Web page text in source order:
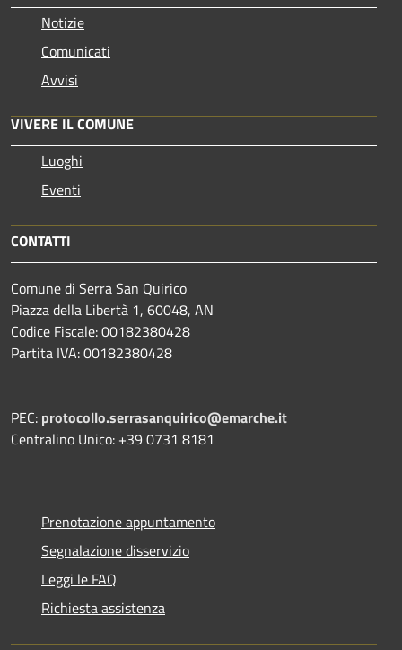
Notizie
Comunicati
Avvisi
VIVERE IL COMUNE
Luoghi
Eventi
CONTATTI
Comune di Serra San Quirico
Piazza della Libertà 1, 60048, AN
Codice Fiscale: 00182380428
Partita IVA: 00182380428
PEC: protocollo.serrasanquirico@emarche.it
Centralino Unico: +39 0731 8181
Prenotazione appuntamento
Segnalazione disservizio
Leggi le FAQ
Richiesta assistenza